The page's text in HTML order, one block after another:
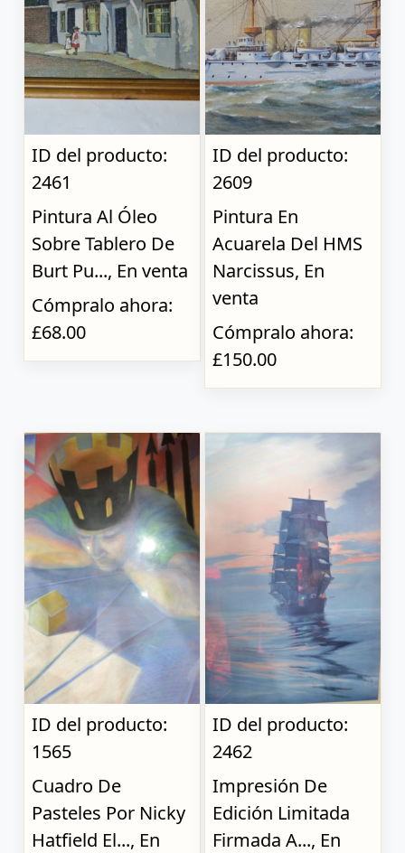
ID del producto:
2461
Pintura Al Óleo
Sobre Tablero De
Burt Pu..., En venta
Cómpralo ahora:
£68.00
ID del producto:
2609
Pintura En
Acuarela Del HMS
Narcissus, En
venta
Cómpralo ahora:
£150.00
ID del producto:
1565
Cuadro De
Pasteles Por Nicky
Hatfield El..., En
ID del producto:
2462
Impresión De
Edición Limitada
Firmada A..., En